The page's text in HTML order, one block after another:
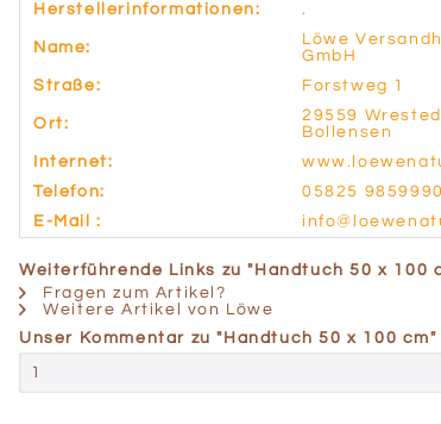
Herstellerinformationen: .
Name:
Löwe
GmbH
Straße:
Forstweg 1
Ort:
29559
Bollensen
Internet:
Telefon:
05825 9859990
E-Mail :
Weiterführende Links zu "Handtuch 50 x 100
Fragen zum Artikel?
Weitere Artikel von Löwe
Unser Kommentar zu "Handtuch 50 x 100 cm"
1